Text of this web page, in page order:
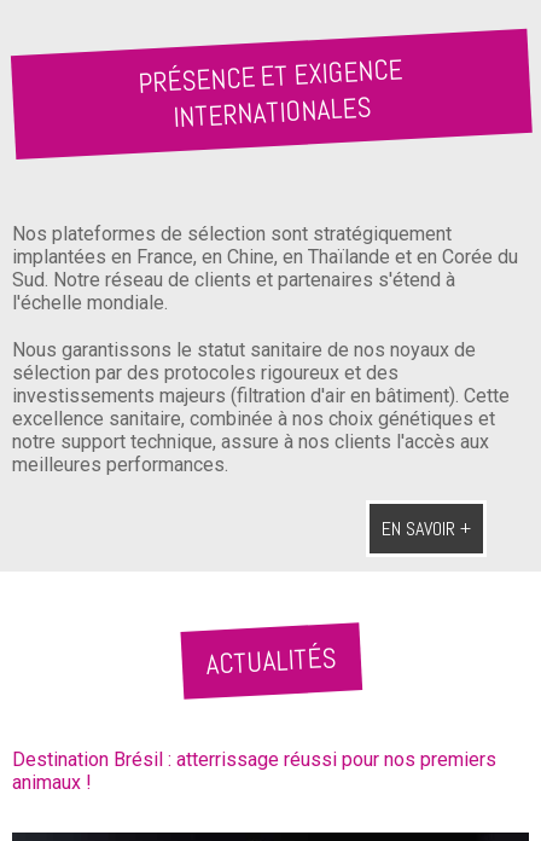
PRÉSENCE ET EXIGENCE
INTERNATIONALES
Nos plateformes de sélection sont stratégiquement
implantées en France, en Chine, en Thaïlande et en Corée du
Sud. Notre réseau de clients et partenaires s'étend à
l'échelle mondiale.
Nous garantissons le statut sanitaire de nos noyaux de
sélection par des protocoles rigoureux et des
investissements majeurs (filtration d'air en bâtiment). Cette
excellence sanitaire, combinée à nos choix génétiques et
notre support technique, assure à nos clients l'accès aux
meilleures performances.
EN SAVOIR +
ACTUALITÉS
Destination Brésil : atterrissage réussi pour nos premiers
animaux !